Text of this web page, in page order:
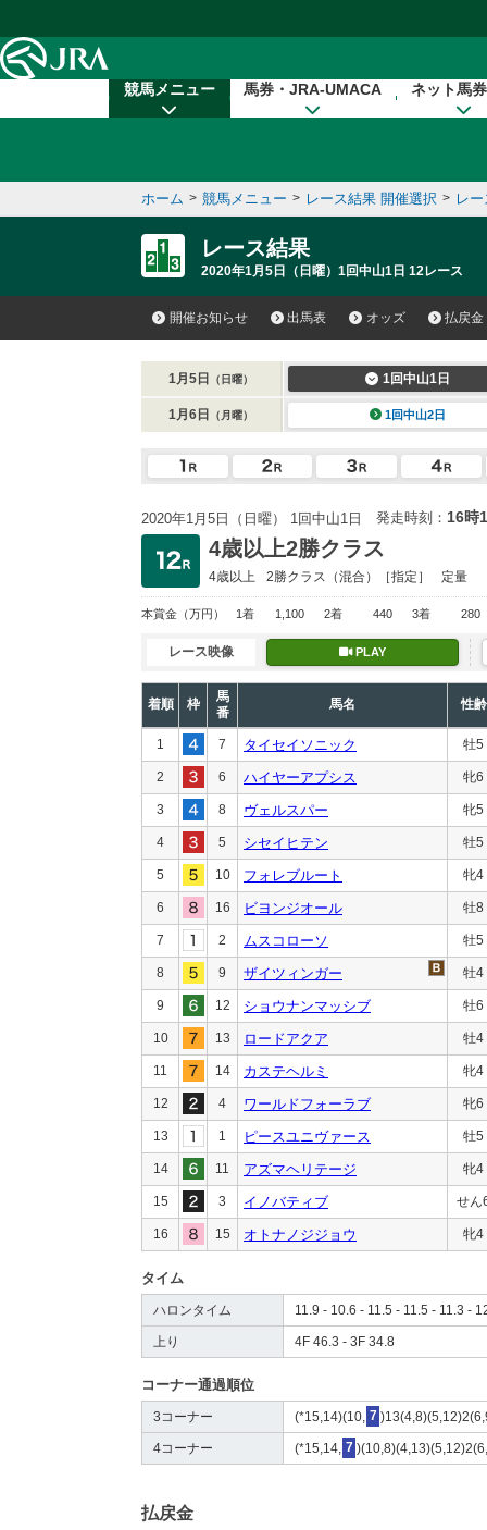
競馬メニュー 馬券・JRA-UMACA ネット馬
ホーム > 競馬メニュー > レース結果 開催選択 > レ
レース結果
2020年1月5日（日曜）1回中山1日 12レース
開催お知らせ 出馬表 オッズ 払戻金
1月5日 （日曜） 1回中山1日
1月6日 （月曜） 1回中山2日
2020年1月5日（日曜） 1回中山1日 発走時刻： 16時
4歳以上2勝クラス
4歳以上 2勝クラス （混合）［指定］ 定量
本賞金 （万円） 1着 1,100 2着 440 3着 280
レース映像 PLAY
着順 枠
馬
番
馬名 性齢
1 7 タイセイソニック 牡5
2 6 ハイヤーアプシス 牝6
3 8 ヴェルスパー 牝5
4 5 シセイヒテン 牡5
5 10 フォレブルート 牝4
6 16 ビヨンジオール 牡8
7 2 ムスコローソ 牡5
8 9 ザイツィンガー 牡4
9 12 ショウナンマッシブ 牡6
10 13 ロードアクア 牡4
11 14 カステヘルミ 牝4
12 4 ワールドフォーラブ 牝6
13 1 ピースユニヴァース 牡5
14 11 アズマヘリテージ 牝4
15 3 イノバティブ せん
16 15 オトナノジジョウ 牝4
タイム
ハロンタイム 11.9 - 10.6 - 11.5 - 11.5 - 11.3 -
上り 4F 46.3 - 3F 34.8
コーナー通過順位
3コーナー (*15,14)(10, 7
4コーナー (*15,14, 7
払戻金